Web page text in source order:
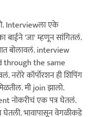
Interviewला एके
बाईने 'जा' म्हणून सांगितलं.
बोलावलं. interview
through the same
नरोरे कॉर्पोरशन ही शिपिंग
मी join झालो.
नोकरीचं एक पत्र घेतलं.
भावापासून वेगळीकडे